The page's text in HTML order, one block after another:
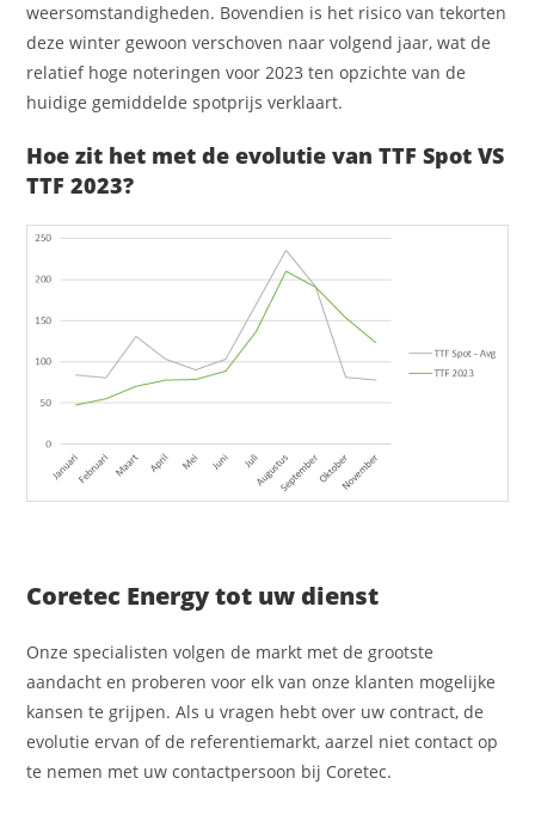
weersomstandigheden. Bovendien is het risico van tekorten
deze winter gewoon verschoven naar volgend jaar, wat de
relatief hoge noteringen voor 2023 ten opzichte van de
huidige gemiddelde spotprijs verklaart.
Hoe zit het met de evolutie van TTF Spot VS
TTF 2023?
Coretec Energy tot uw dienst
Onze specialisten volgen de markt met de grootste
aandacht en proberen voor elk van onze klanten mogelijke
kansen te grijpen. Als u vragen hebt over uw contract, de
evolutie ervan of de referentiemarkt, aarzel niet contact op
te nemen met uw contactpersoon bij Coretec.